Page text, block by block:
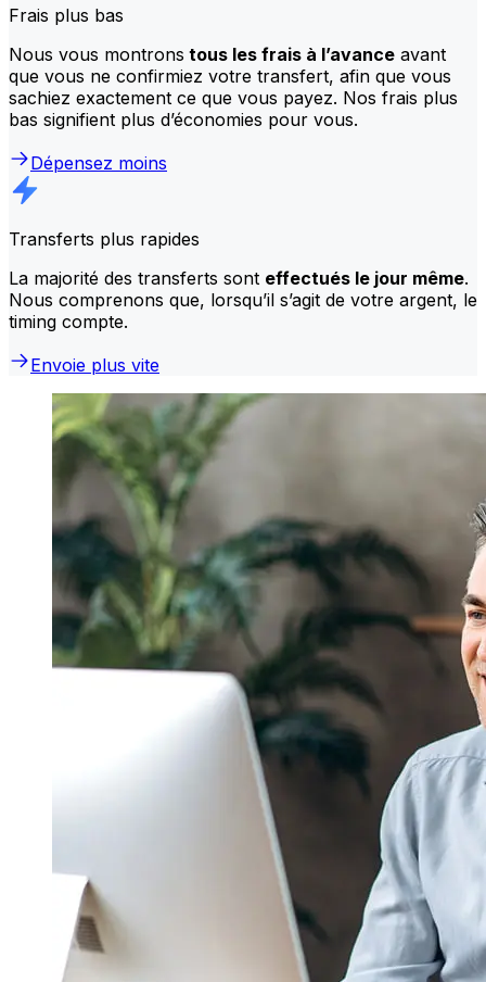
Frais plus bas
Nous vous montrons tous les frais à l’avance avant
que vous ne confirmiez votre transfert, afin que vous
sachiez exactement ce que vous payez. Nos frais plus
bas signifient plus d’économies pour vous.
Dépensez moins
Transferts plus rapides
La majorité des transferts sont effectués le jour même.
Nous comprenons que, lorsqu’il s’agit de votre argent, le
timing compte.
Envoie plus vite